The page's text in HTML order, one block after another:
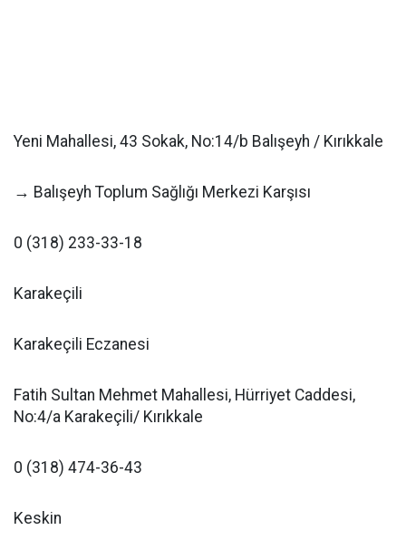
Yeni Mahallesi, 43 Sokak, No:14/b Balışeyh / Kırıkkale
→ Balışeyh Toplum Sağlığı Merkezi Karşısı
0 (318) 233-33-18
Karakeçili
Karakeçili Eczanesi
Fatih Sultan Mehmet Mahallesi, Hürriyet Caddesi,
No:4/a Karakeçili/ Kırıkkale
0 (318) 474-36-43
Keskin